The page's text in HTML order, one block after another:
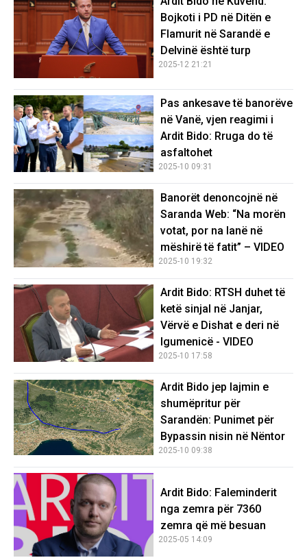
Bojkoti i PD në Ditën e
Flamurit në Sarandë e
Delvinë është turp
2025-12 21:21
Pas ankesave të banorëve
në Vanë, vjen reagimi i
Ardit Bido: Rruga do të
asfaltohet
2025-10 09:31
Banorët denoncojnë në
Saranda Web: “Na morën
votat, por na lanë në
mëshirë të fatit” – VIDEO
2025-10 19:32
Ardit Bido: RTSH duhet të
ketë sinjal në Janjar,
Vërvë e Dishat e deri në
Igumenicë - VIDEO
2025-10 17:58
Ardit Bido jep lajmin e
shumëpritur për
Sarandën: Punimet për
Bypassin nisin në Nëntor
2025-10 09:38
Ardit Bido: Faleminderit
nga zemra për 7360
zemra që më besuan
2025-05 14:09